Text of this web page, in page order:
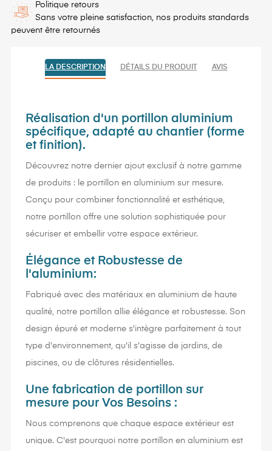
Politique retours
Sans votre pleine satisfaction, nos produits standards
peuvent être retournés
LA DESCRIPTION DÉTAILS DU PRODUIT AVIS
Réalisation d'un portillon aluminium
spécifique, adapté au chantier (forme
et finition).
Découvrez notre dernier ajout exclusif à notre gamme
de produits : le portillon en aluminium sur mesure.
Conçu pour combiner fonctionnalité et esthétique,
notre portillon offre une solution sophistiquée pour
sécuriser et embellir votre espace extérieur.
Élégance et Robustesse de
l'aluminium:
Fabriqué avec des matériaux en aluminium de haute
qualité, notre portillon allie élégance et robustesse. Son
design épuré et moderne s'intègre parfaitement à tout
type d'environnement, qu'il s'agisse de jardins, de
piscines, ou de clôtures résidentielles.
Une fabrication de portillon sur
mesure pour Vos Besoins :
Nous comprenons que chaque espace extérieur est
unique. C'est pourquoi notre portillon en aluminium est